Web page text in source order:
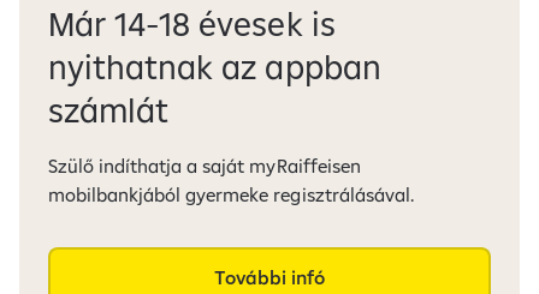
Már 14-18 évesek is
nyithatnak az appban
számlát
Szülő indíthatja a saját myRaiffeisen
mobilbankjából gyermeke regisztrálásával.
További infó